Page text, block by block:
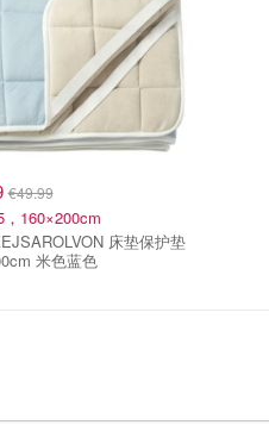
€49.99
，160×200cm
米色蓝色